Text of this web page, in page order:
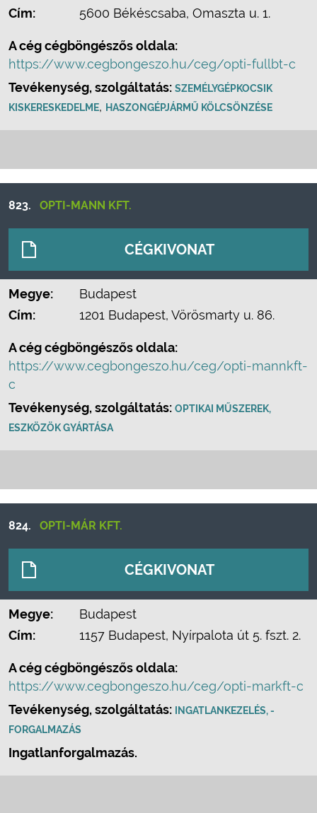
Cím:
5600 Békéscsaba, Omaszta u. 1.
A cég cégböngészős oldala:
https://www.cegbongeszo.hu/ceg/opti-fullbt-c
Tevékenység, szolgáltatás: SZEMÉLYGÉPKOCSIK
KISKERESKEDELME, HASZONGÉPJÁRMŰ KÖLCSÖNZÉSE
823. OPTI-MANN KFT.
CÉGKIVONAT
Megye:
Budapest
Cím:
1201 Budapest, Vörösmarty u. 86.
A cég cégböngészős oldala:
https://www.cegbongeszo.hu/ceg/opti-mannkft-
c
Tevékenység, szolgáltatás: OPTIKAI MŰSZEREK,
ESZKÖZÖK GYÁRTÁSA
824. OPTI-MÁR KFT.
CÉGKIVONAT
Megye:
Budapest
Cím:
1157 Budapest, Nyírpalota út 5. fszt. 2.
A cég cégböngészős oldala:
https://www.cegbongeszo.hu/ceg/opti-markft-c
Tevékenység, szolgáltatás:
INGATLANKEZELÉS, -
FORGALMAZÁS
Ingatlanforgalmazás.